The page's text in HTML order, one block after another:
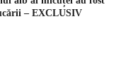
– EXCLUSIV